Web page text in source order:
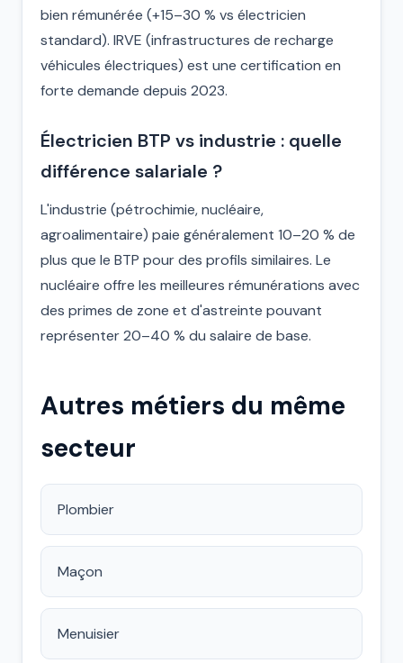
bien rémunérée (+15–30 % vs électricien
standard). IRVE (infrastructures de recharge
véhicules électriques) est une certification en
forte demande depuis 2023.
Électricien BTP vs industrie : quelle
différence salariale ?
L'industrie (pétrochimie, nucléaire,
agroalimentaire) paie généralement 10–20 % de
plus que le BTP pour des profils similaires. Le
nucléaire offre les meilleures rémunérations avec
des primes de zone et d'astreinte pouvant
représenter 20–40 % du salaire de base.
Autres métiers du même
secteur
Plombier
Maçon
Menuisier